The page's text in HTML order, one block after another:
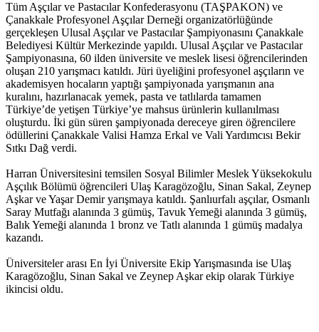
Tüm Aşçılar ve Pastacılar Konfederasyonu (TAŞPAKON) ve
Çanakkale Profesyonel Aşçılar Derneği organizatörlüğünde
gerçekleşen Ulusal Aşçılar ve Pastacılar Şampiyonasını Çanakkale
Belediyesi Kültür Merkezinde yapıldı. Ulusal Aşçılar ve Pastacılar
Şampiyonasına, 60 ilden üniversite ve meslek lisesi öğrencilerinden
oluşan 210 yarışmacı katıldı. Jüri üyeliğini profesyonel aşçıların ve
akademisyen hocaların yaptığı şampiyonada yarışmanın ana
kuralını, hazırlanacak yemek, pasta ve tatlılarda tamamen
Türkiye’de yetişen Türkiye’ye mahsus ürünlerin kullanılması
oluşturdu. İki gün süren şampiyonada dereceye giren öğrencilere
ödüllerini Çanakkale Valisi Hamza Erkal ve Vali Yardımcısı Bekir
Sıtkı Dağ verdi.
Harran Üniversitesini temsilen Sosyal Bilimler Meslek Yüksekokulu
Aşçılık Bölümü öğrencileri Ulaş Karagözoğlu, Sinan Sakal, Zeynep
Aşkar ve Yaşar Demir yarışmaya katıldı. Şanlıurfalı aşçılar, Osmanlı
Saray Mutfağı alanında 3 gümüş, Tavuk Yemeği alanında 3 gümüş,
Balık Yemeği alanında 1 bronz ve Tatlı alanında 1 gümüş madalya
kazandı.
Üniversiteler arası En İyi Üniversite Ekip Yarışmasında ise Ulaş
Karagözoğlu, Sinan Sakal ve Zeynep Aşkar ekip olarak Türkiye
ikincisi oldu.